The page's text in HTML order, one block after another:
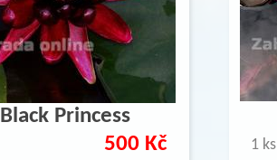
Black Princess
500 Kč 1 ks